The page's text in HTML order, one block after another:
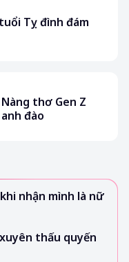
Tỵ đình đám
thơ Gen Z
đào
nhận mình là nữ
thấu quyến